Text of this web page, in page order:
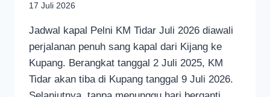
17 Juli 2026
Jadwal kapal Pelni KM Tidar Juli 2026 diawali
perjalanan penuh sang kapal dari Kijang ke
Kupang. Berangkat tanggal 2 Juli 2025, KM
Tidar akan tiba di Kupang tanggal 9 Juli 2026.